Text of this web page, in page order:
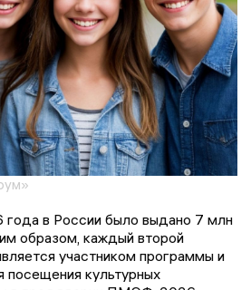
года в России было выдано 7 млн
образом, каждый второй
участником программы и
посещения культурных